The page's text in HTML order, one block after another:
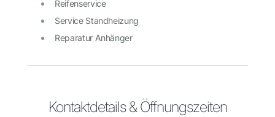
Reifenservice
Service Standheizung
Reparatur Anhänger
Kontaktdetails & Öffnungszeiten